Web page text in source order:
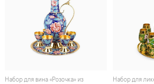
Набор для вина «Розочка» из
Набор для ликера «Колибри» из